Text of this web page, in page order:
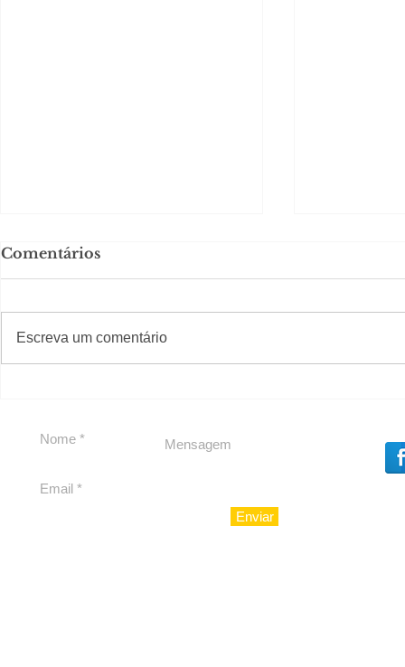
reforçam apoio a
Cláudio Mitidieri
Comentários
Escreva um comentário
#Sugestões
Enviar